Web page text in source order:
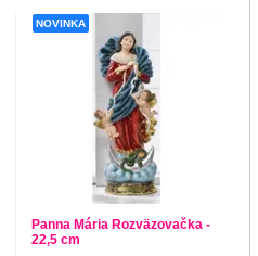
NOVINKA
Panna Mária Rozväzovačka -
22,5 cm